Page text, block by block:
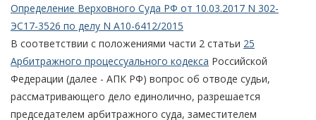
Определение Верховного Суда РФ от 10.03.2017 N 302-
ЭС17-3526 по делу N А10-6412/2015
В соответствии с положениями части 2 статьи 25
Арбитражного процессуального кодекса Российской
Федерации (далее - АПК РФ) вопрос об отводе судьи,
рассматривающего дело единолично, разрешается
председателем арбитражного суда, заместителем